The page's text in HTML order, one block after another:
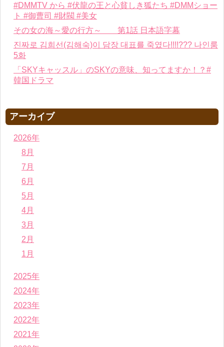
#DMMTV から #伏龍の王と心貧しき狐たち #DMMショー
ト #御曹司 #財閥 #美女
その女の海～愛の行方～ 第1話 日本語字幕
진짜로 김희선(김해숙)이 담장 대표를 죽였다!!!!??? 나인룸
5화
「SKYキャッスル」のSKYの意味、知ってますか！？#
韓国ドラマ
アーカイブ
2026年
8月
7月
6月
5月
4月
3月
2月
1月
2025年
2024年
2023年
2022年
2021年